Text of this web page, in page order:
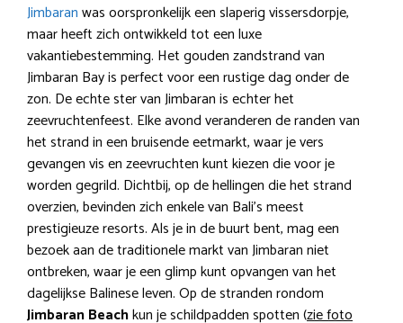
Jimbaranwas oorspronkelijk een slaperig vissersdorpje,
maar heeft zich ontwikkeld tot een luxe
vakantiebestemming. Het gouden zandstrand van
Jimbaran Bay is perfect voor een rustige dag onder de
zon. De echte ster van Jimbaran is echter het
zeevruchtenfeest. Elke avond veranderen de randen van
het strand in een bruisende eetmarkt, waar je vers
gevangen vis en zeevruchten kunt kiezen die voor je
worden gegrild. Dichtbij, op de hellingen die het strand
overzien, bevinden zich enkele van Bali’s meest
prestigieuze resorts. Als je in de buurt bent, mag een
bezoek aan de traditionele markt van Jimbaran niet
ontbreken, waar je een glimp kunt opvangen van het
dagelijkse Balinese leven. Op de stranden rondom
JimbaranBeachkun je schildpadden spotten (zie foto